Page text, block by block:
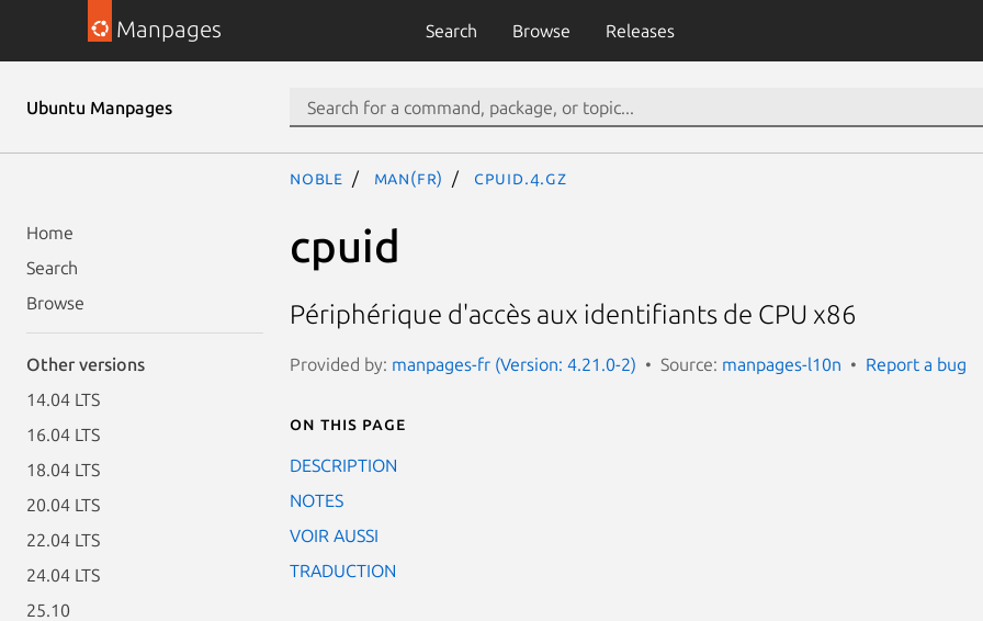
Manpages Search Browse Releases
Ubuntu Manpages
Home
Search
Browse
Other versions
14.04 LTS
16.04 LTS
18.04 LTS
20.04 LTS
22.04 LTS
24.04 LTS
25.10
noble man(fr) cpuid.4.gz
cpuid
Périphérique d'accès aux identifiants de CPU x86
Provided by: manpages-fr (Version: 4.21.0-2) Source: manpages-l10n Report a bug
On this page
DESCRIPTION
NOTES
VOIR AUSSI
TRADUCTION